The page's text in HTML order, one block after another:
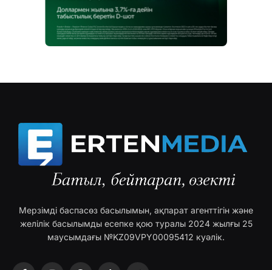
Мерзімді баспасөз басылымын, ақпарат агенттігін және
желілік басылымды есепке қою туралы 2024 жылғы 25
маусымдағы №KZ09VPY00095412 куәлік.